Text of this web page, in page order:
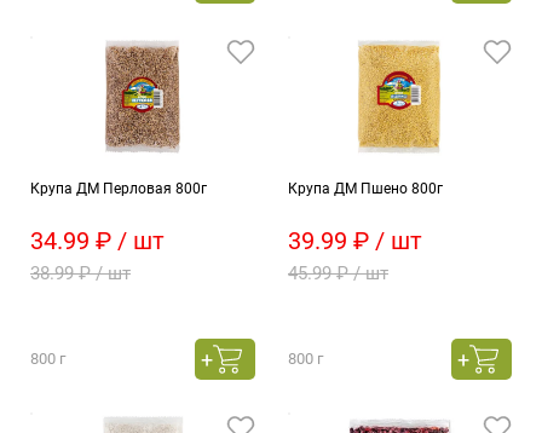
Крупа ДМ Перловая 800г
34.99 ₽ / шт
38.99 ₽ / шт
800 г
Крупа ДМ Пшено 800г
39.99 ₽ / шт
45.99 ₽ / шт
800 г